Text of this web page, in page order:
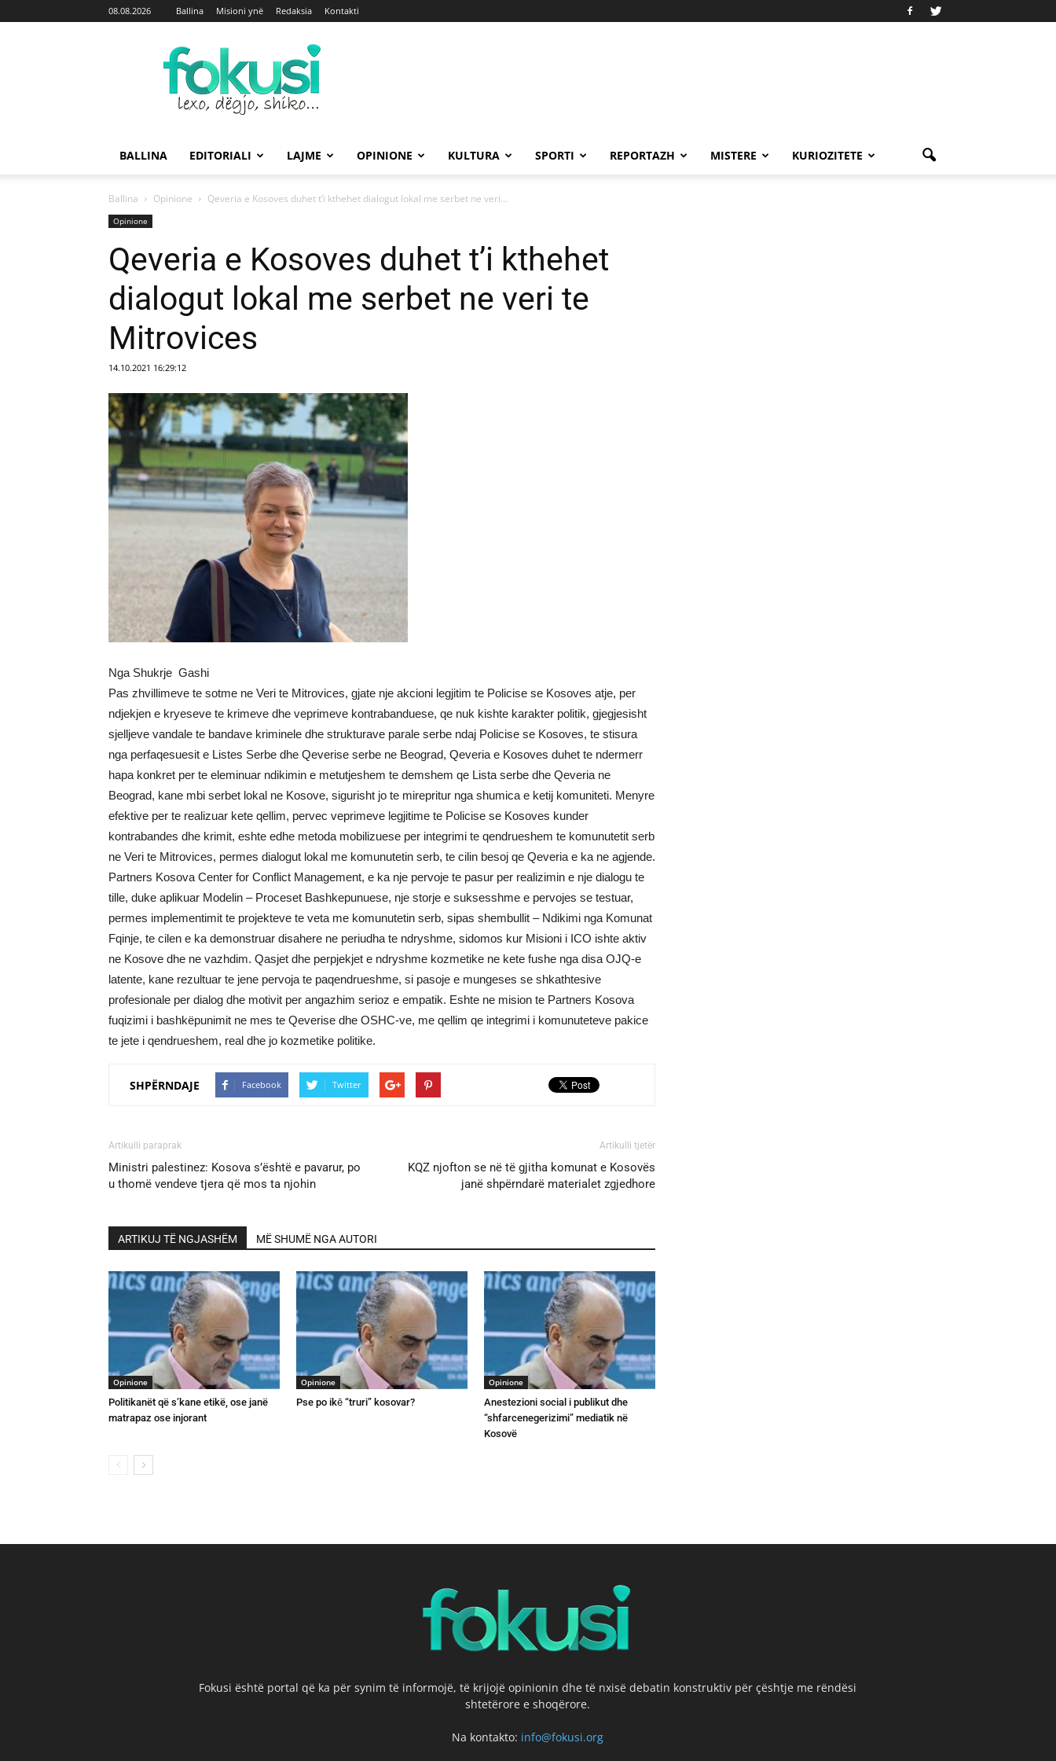
08.08.2026 Ballina Misioni ynë Redaksia Kontakti
Fokusi
BALLINA EDITORIALI LAJME OPINIONE KULTURA SPORTI REPORTAZH MISTERE KURIOZITETE
Ballina Opinione Qeveria e Kosoves duhet t’i kthehet dialogut lokal me serbet ne veri...
Opinione
Qeveria e Kosoves duhet t’i kthehet
dialogut lokal me serbet ne veri te
Mitrovices
14.10.2021 16:29:12
Nga Shukrje Gashi
Pas zhvillimeve te sotme ne Veri te Mitrovices, gjate nje akcioni legjitim te Policise se Kosoves atje, per
ndjekjen e kryeseve te krimeve dhe veprimeve kontrabanduese, qe nuk kishte karakter politik, gjegjesisht
sjelljeve vandale te bandave kriminele dhe strukturave parale serbe ndaj Policise se Kosoves, te stisura
nga perfaqesuesit e Listes Serbe dhe Qeverise serbe ne Beograd, Qeveria e Kosoves duhet te ndermerr
hapa konkret per te eleminuar ndikimin e metutjeshem te demshem qe Lista serbe dhe Qeveria ne
Beograd, kane mbi serbet lokal ne Kosove, sigurisht jo te mirepritur nga shumica e ketij komuniteti. Menyre
efektive per te realizuar kete qellim, pervec veprimeve legjitime te Policise se Kosoves kunder
kontrabandes dhe krimit, eshte edhe metoda mobilizuese per integrimi te qendrueshem te komunutetit serb
ne Veri te Mitrovices, permes dialogut lokal me komunutetin serb, te cilin besoj qe Qeveria e ka ne agjende.
Partners Kosova Center for Conflict Management, e ka nje pervoje te pasur per realizimin e nje dialogu te
tille, duke aplikuar Modelin – Proceset Bashkepunuese, nje storje e suksesshme e pervojes se testuar,
permes implementimit te projekteve te veta me komunutetin serb, sipas shembullit – Ndikimi nga Komunat
Fqinje, te cilen e ka demonstruar disahere ne periudha te ndryshme, sidomos kur Misioni i ICO ishte aktiv
ne Kosove dhe ne vazhdim. Qasjet dhe perpjekjet e ndryshme kozmetike ne kete fushe nga disa OJQ-e
latente, kane rezultuar te jene pervoja te paqendrueshme, si pasoje e mungeses se shkathtesive
profesionale per dialog dhe motivit per angazhim serioz e empatik. Eshte ne mision te Partners Kosova
fuqizimi i bashkëpunimit ne mes te Qeverise dhe OSHC-ve, me qellim qe integrimi i komunuteteve pakice
te jete i qendrueshem, real dhe jo kozmetike politike.
SHPËRNDAJE Facebook Twitter
Artikulli paraprak
Ministri palestinez: Kosova s’është e pavarur, po
u thomë vendeve tjera që mos ta njohin
Artikulli tjetër
KQZ njofton se në të gjitha komunat e Kosovës
janë shpërndarë materialet zgjedhore
ARTIKUJ TË NGJASHËM MË SHUMË NGA AUTORI
Opinione
Politikanët që s’kane etikë, ose janë
matrapaz ose injorant
Opinione
Pse po ikē “truri” kosovar?
Opinione
Anestezioni social i publikut dhe
“shfarcenegerizimi” mediatik në
Kosovë
Fokusi është portal që ka për synim të informojë, të krijojë opinionin dhe të nxisë debatin konstruktiv për çështje me rëndësi
shtetërore e shoqërore.
Na kontakto: info@fokusi.org